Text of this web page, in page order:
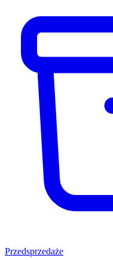
Przedsprzedaże